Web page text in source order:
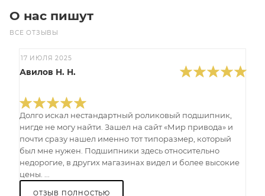
О нас пишут
ВСЕ ОТЗЫВЫ
17 ИЮЛЯ 2025
Авилов Н. Н.
Долго искал нестандартный роликовый подшипник,
нигде не могу найти. Зашел на сайт «Мир привода» и
почти сразу нашел именно тот типоразмер, который
был мне нужен. Подшипники здесь относительно
недорогие, в других магазинах видел и более высокие
цены. ...
ОТЗЫВ ПОЛНОСТЬЮ